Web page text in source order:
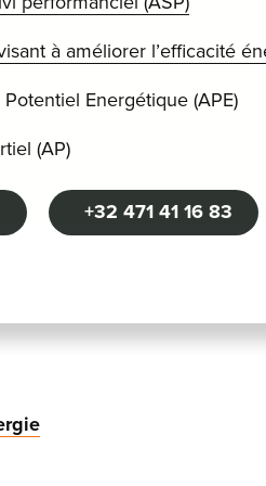
à améliorer l’efficacité
Energétique (APE)
(AP)
+32 471 41 16 83